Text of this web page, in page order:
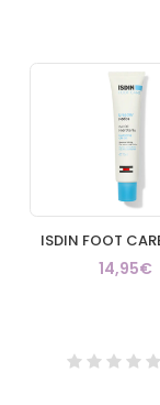
Añadir
14,95€